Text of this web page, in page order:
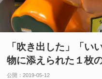
「吹き出した」「
物に添えられた１枚
公開： 2019-05-12